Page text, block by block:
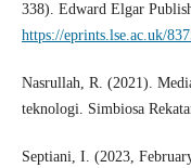
338). Edward Elgar
https://eprints.lse.ac.uk/
Nasrullah, R. (2021).
teknologi. Simbiosa
Septiani, I. (2023,